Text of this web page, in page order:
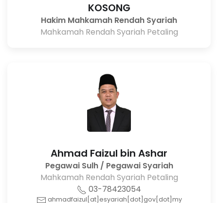
KOSONG
Hakim Mahkamah Rendah Syariah
Mahkamah Rendah Syariah Petaling
Ahmad Faizul bin Ashar
Pegawai Sulh / Pegawai Syariah
Mahkamah Rendah Syariah Petaling
03-78423054
ahmadfaizul[at]esyariah[dot]gov[dot]my